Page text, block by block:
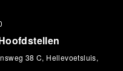
38 C, Hellevoetsluis,